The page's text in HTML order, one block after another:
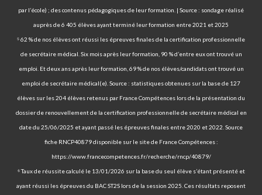
par l’école) ; des contenus pédagogiques de leur formation. | Source : sondage réalisé
auprès de 6 405 élèves ayant terminé leur formation entre 2021 et 2025
⁵ 62 % de nos élèves ont réussi les épreuves finales de la certification professionnelle
de secrétaire médical. Six mois après leur formation, 90 % d’entre eux ont trouvé un
emploi. Et deux ans après leur formation, 69 % de nos élèves/candidats ont trouvé un
emploi de secrétaire médical(e). Source : statistiques obtenues sur la base de 127
élèves sur les 204 élèves retenus par France Compétences lors de la présentation du
dossier de renouvellement de la certification professionnelle de secrétaire médical en
date du 25/06/2025 et ayant passé les épreuves finales entre 2020 et 2022. Source
fiche RNCP40879 disponible sur le site de France Compétences :
https://www.francecompetences.fr/recherche/rncp/40879/
⁶ Taux de réussite calculé le 13/01/2026 sur la base du seul élève s’étant présenté et
ayant réussi les épreuves du BAC ST2S lors de la session 2025. Ces résultats reposent